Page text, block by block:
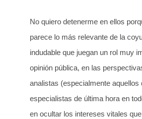
No quiero detenerme en ellos
parece lo más relevante de la
indudable que juegan un rol muy
opinión pública, en las
analistas (especialmente aquellos
especialistas de última hora en
en ocultar los intereses vitales